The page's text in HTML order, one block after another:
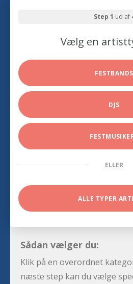
Step 1 ud af
Vælg en
FESTBANDS
DJS
ELLER
ALLE TYPER
Sådan vælger du:
Klik på en overordnet
næste step kan du vælge